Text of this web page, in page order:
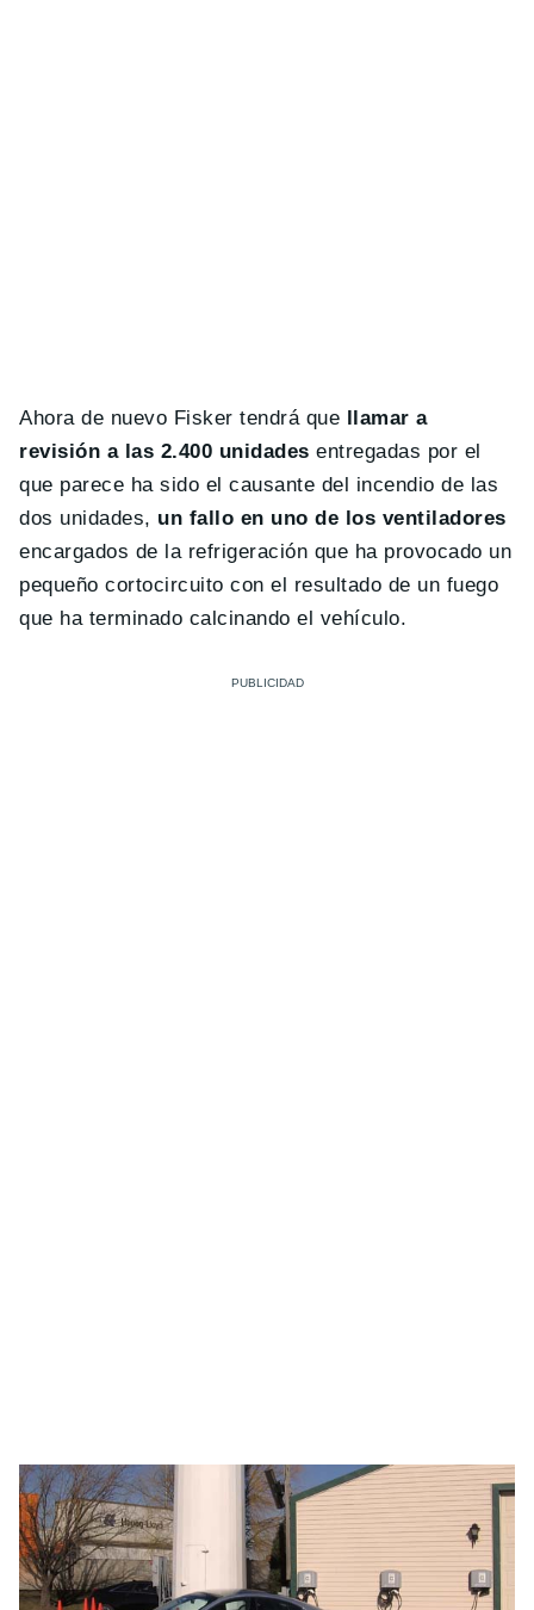
Ahora de nuevo Fisker tendrá que
llamar a
revisión a las 2.400 unidades entregadas por el
que parece ha sido el causante del incendio de las
dos unidades, un fallo en uno de los ventiladores
encargados de la refrigeración que ha provocado un
pequeño cortocircuito con el resultado de un fuego
que ha terminado calcinando el vehículo.